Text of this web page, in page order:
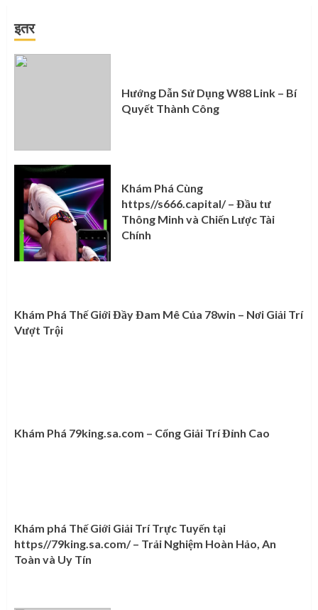
इतर
Hướng Dẫn Sử Dụng W88 Link – Bí
Quyết Thành Công
Khám Phá Cùng
https//s666.capital/ – Đầu tư
Thông Minh và Chiến Lược Tài
Chính
Khám Phá Thế Giới Đầy Đam Mê Của 78win – Nơi Giải Trí
Vượt Trội
Khám Phá 79king.sa.com – Cổng Giải Trí Đỉnh Cao
Khám phá Thế Giới Giải Trí Trực Tuyến tại
https//79king.sa.com/ – Trải Nghiệm Hoàn Hảo, An
Toàn và Uy Tín